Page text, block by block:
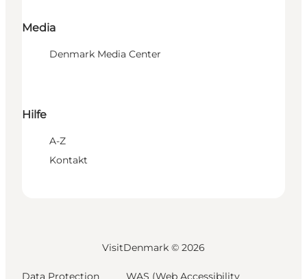
Media
Denmark Media Center
Hilfe
A-Z
Kontakt
VisitDenmark © 2026
Data Protection WAS (Web Accessibility